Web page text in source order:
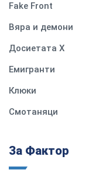
Fake Front
Вяра и демони
Досиетата Х
Емигранти
Клюки
Смотаняци
За Фактор